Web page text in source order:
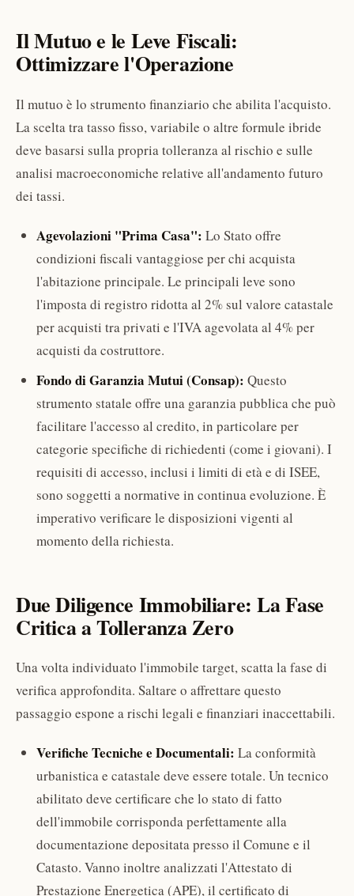
Il Mutuo e le Leve Fiscali:
Ottimizzare l'Operazione
Il mutuo è lo strumento finanziario che abilita l'acquisto.
La scelta tra tasso fisso, variabile o altre formule ibride
deve basarsi sulla propria tolleranza al rischio e sulle
analisi macroeconomiche relative all'andamento futuro
dei tassi.
Agevolazioni "Prima Casa": Lo Stato offre
condizioni fiscali vantaggiose per chi acquista
l'abitazione principale. Le principali leve sono
l'imposta di registro ridotta al 2% sul valore catastale
per acquisti tra privati e l'IVA agevolata al 4% per
acquisti da costruttore.
Fondo di Garanzia Mutui (Consap): Questo
strumento statale offre una garanzia pubblica che può
facilitare l'accesso al credito, in particolare per
categorie specifiche di richiedenti (come i giovani). I
requisiti di accesso, inclusi i limiti di età e di ISEE,
sono soggetti a normative in continua evoluzione. È
imperativo verificare le disposizioni vigenti al
momento della richiesta.
Due Diligence Immobiliare: La Fase
Critica a Tolleranza Zero
Una volta individuato l'immobile target, scatta la fase di
verifica approfondita. Saltare o affrettare questo
passaggio espone a rischi legali e finanziari inaccettabili.
Verifiche Tecniche e Documentali: La conformità
urbanistica e catastale deve essere totale. Un tecnico
abilitato deve certificare che lo stato di fatto
dell'immobile corrisponda perfettamente alla
documentazione depositata presso il Comune e il
Catasto. Vanno inoltre analizzati l'Attestato di
Prestazione Energetica (APE), il certificato di